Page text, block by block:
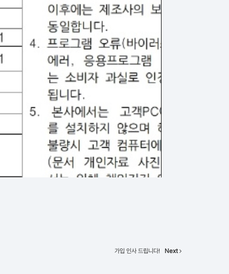
가입 인사 드립니다! Next